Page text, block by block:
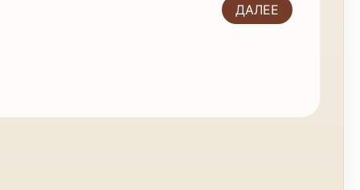
ДАЛЕЕ